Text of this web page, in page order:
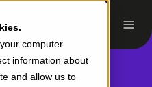
computer.
information about
and allow us to